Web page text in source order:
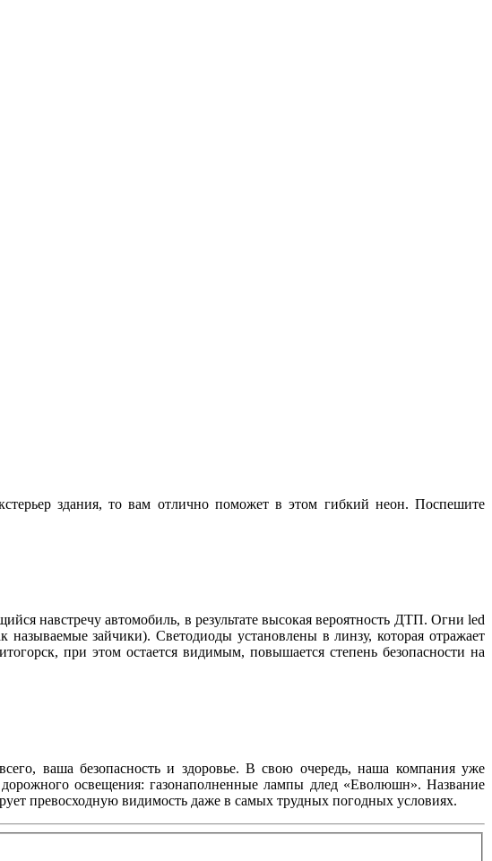
здания, то вам отлично поможет в этом гибкий неон. Поспешите
навстречу автомобиль, в результате высокая вероятность ДТП. Огни led
зайчики). Светодиоды установлены в линзу, которая отражает
при этом остается видимым, повышается степень безопасности на
ваша безопасность и здоровье. В свою очередь, наша компания уже
освещения: газонаполненные лампы длед «Еволюшн». Название
превосходную видимость даже в самых трудных погодных условиях.